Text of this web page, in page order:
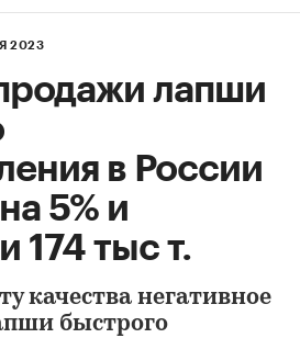
2023
лапши
в России
5% и
174 тыс т.
качества негативное
быстрого